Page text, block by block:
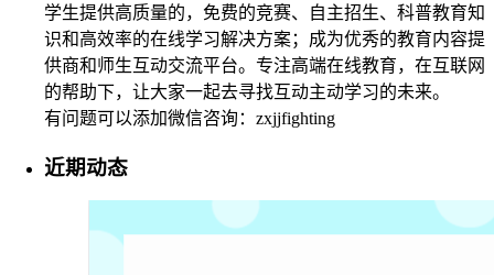
学生提供高质量的，免费的竞赛、自主招生、科普教育知
识和高效率的在线学习解决方案；成为优秀的教育内容提
供商和师生互动交流平台。专注高端在线教育，在互联网
的帮助下，让大家一起去寻找互动主动学习的未来。
有问题可以添加微信咨询：zxjjfighting
近期动态